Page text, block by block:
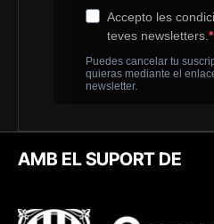
AMB EL SUPORT DE